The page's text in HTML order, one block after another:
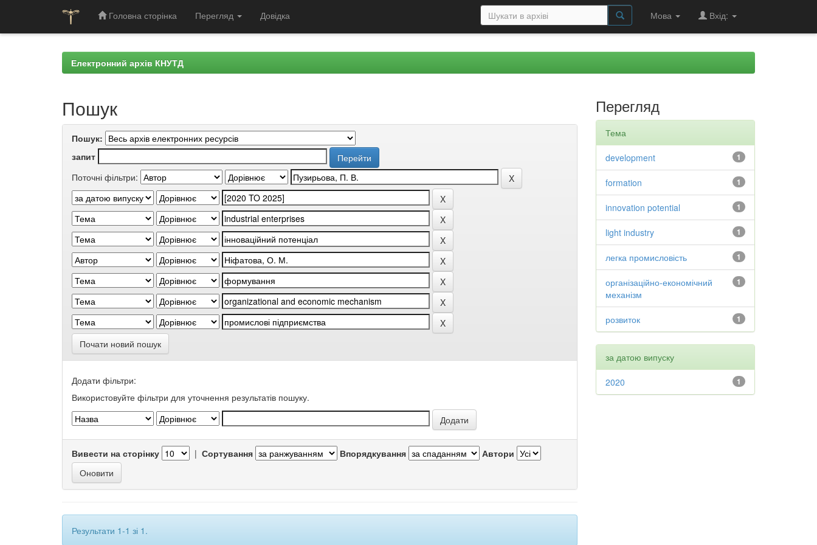
Головна сторінка Перегляд Довідка Мова Вхід:
Електронний архів КНУТД
Пошук
Пошук:
запит
Поточні фільтри:
Почати новий пошук
Додати фільтри:
Використовуйте фільтри для уточнення результатів пошуку.
Вивести на сторінку | Сортування Впорядкування Автори
Результати 1-1 зі 1.
Перегляд
Тема
1
development
1
formation
1
innovation potential
1
light industry
1
легка промисловість
1
організаційно-економічний
механізм
1
розвиток
за датою випуску
1
2020